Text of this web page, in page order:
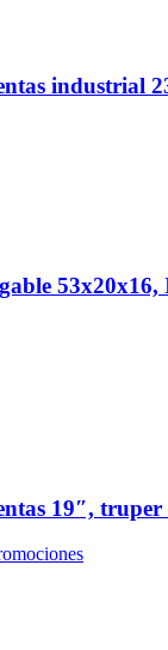
industrial
19″, truper